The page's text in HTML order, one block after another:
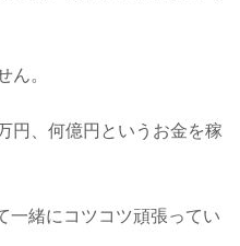
ん。
円、何億円というお金を稼
一緒にコツコツ頑張ってい